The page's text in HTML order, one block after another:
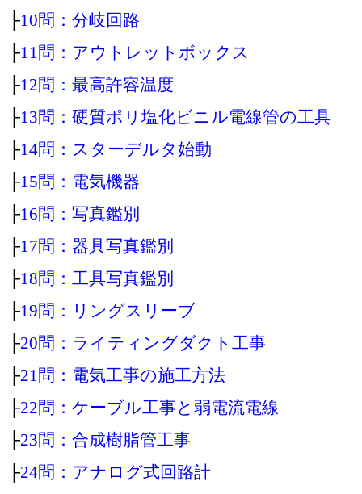
├10問：分岐回路
├11問：アウトレットボックス
├12問：最高許容温度
├13問：硬質ポリ塩化ビニル電線管の工具
├14問：スターデルタ始動
├15問：電気機器
├16問：写真鑑別
├17問：器具写真鑑別
├18問：工具写真鑑別
├19問：リングスリーブ
├20問：ライティングダクト工事
├21問：電気工事の施工方法
├22問：ケーブル工事と弱電流電線
├23問：合成樹脂管工事
├24問：アナログ式回路計